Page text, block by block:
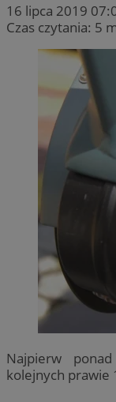
16 lipca 2019
Czas czytania: 5
Najpierw
kolejnych prawie